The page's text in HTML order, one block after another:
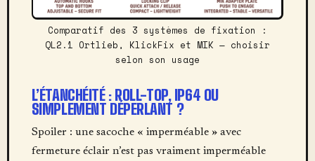
Comparatif des 3 systèmes de fixation :
QL2.1 Ortlieb, KlickFix et MIK — choisir
selon son usage
L’ÉTANCHÉITÉ : ROLL-TOP, IP64 OU
SIMPLEMENT DÉPERLANT ?
Spoiler : une sacoche « imperméable » avec
fermeture éclair n’est pas vraiment imperméable